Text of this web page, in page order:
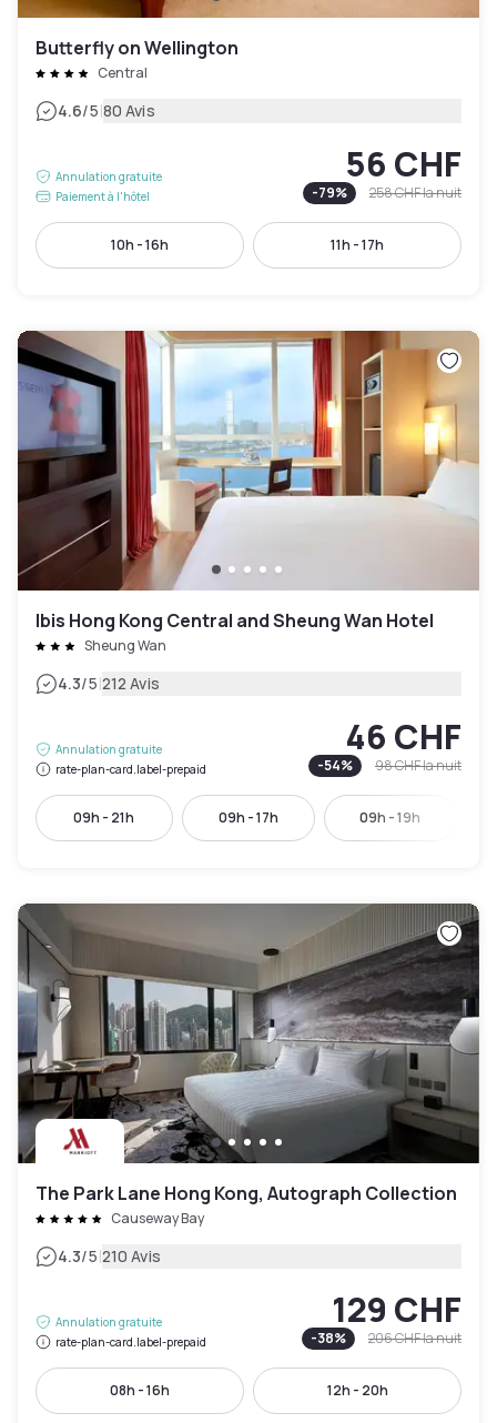
Butterfly on Wellington
Central
4.6/5|80 Avis
Annulation gratuite
Paiement à l'hôtel
56 CHF
-79% 258 CHFla nuit
10h - 16h 11h - 17h
Ibis Hong Kong Central and Sheung Wan Hotel
Sheung Wan
4.3/5|212 Avis
Annulation gratuite
rate-plan-card.label-prepaid
46 CHF
-54% 98 CHFla nuit
09h - 21h 09h - 17h 09h - 19h
The Park Lane Hong Kong, Autograph Collection
Causeway Bay
4.3/5|210 Avis
Annulation gratuite
rate-plan-card.label-prepaid
129 CHF
-38% 206 CHFla nuit
08h - 16h 12h - 20h